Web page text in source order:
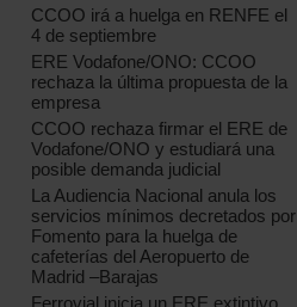
CCOO irá a huelga en RENFE el
4 de septiembre
ERE Vodafone/ONO: CCOO
rechaza la última propuesta de la
empresa
CCOO rechaza firmar el ERE de
Vodafone/ONO y estudiará una
posible demanda judicial
La Audiencia Nacional anula los
servicios mínimos decretados por
Fomento para la huelga de
cafeterías del Aeropuerto de
Madrid –Barajas
Ferrovial inicia un ERE extintivo